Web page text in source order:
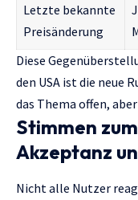
Letzte bekannte
Preisänderung
Diese
den USA ist die neue
das Thema offen,
Stimmen
Akzeptanz
Nicht alle Nutzer